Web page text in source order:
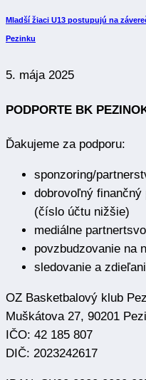
Mladší žiaci U13 postupujú na
Pezinku
5. mája 2025
PODPORTE BK
Ďakujeme za podporu:
sponzoring/
dobrovoľný
(číslo účtu nižšie)
mediálne partnertsvo
povzbudzovanie na
sledovanie a
OZ Basketbalový klub
Muškátova 27, 90201
IČO: 42 185 807
DIČ: 2023242617